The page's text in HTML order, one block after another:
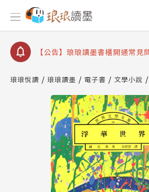
【公告】因 Readmoo 讀墨系統
停部分閱讀服務
【公告】琅琅讀墨數位閱讀資產
【公告】琅琅讀墨書櫃開通常見
請圖文教學
查詢
【公告】因 Readmoo 讀墨系統
停部分閱讀服務
琅琅悅讀 琅琅讀墨 電子書 文學小說